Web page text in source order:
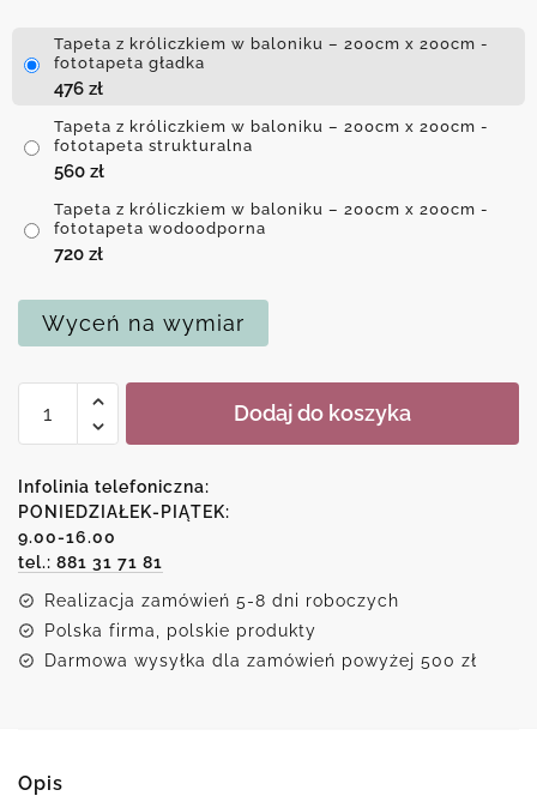
Tapeta z króliczkiem w baloniku – 200cm x 200cm -
fototapeta gładka
476 zł
Tapeta z króliczkiem w baloniku – 200cm x 200cm -
fototapeta strukturalna
560 zł
Tapeta z króliczkiem w baloniku – 200cm x 200cm -
fototapeta wodoodporna
720 zł
Wyceń na wymiar
Tapeta
króliczkiem
w
baloniku
Dodaj do koszyka
Infolinia telefoniczna:
PONIEDZIAŁEK-PIĄTEK:
9.00-16.00
tel.: 881 31 71 81
Realizacja zamówień 5-8 dni roboczych
Polska firma, polskie produkty
Darmowa wysyłka dla zamówień powyżej 500 zł
Opis